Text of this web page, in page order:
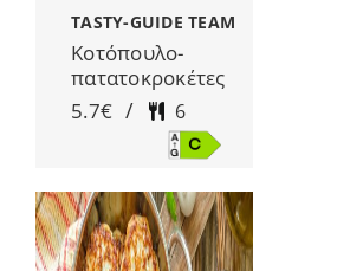
TASTY-GUIDE TEAM
Κοτόπουλο-
πατατοκροκέτες
5.7€ / 6